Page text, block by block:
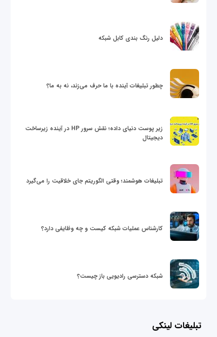
دلیل رنگ بندی کابل شبکه
چطور تبلیغات آینده با ما حرف می‌زند، نه به ما؟
زیر پوست دنیای داده؛ نقش سرور HP در آینده زیرساخت
دیجیتال
تبلیغات هوشمند؛ وقتی الگوریتم جای خلاقیت را می‌گیرد
کارشناس عملیات شبکه کیست و چه وظایفی دارد؟
شبکه دسترسی رادیویی باز چیست؟
تبلیغات لینکی